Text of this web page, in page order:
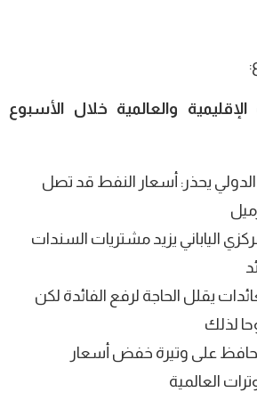
الإقليمية والعالمية خلال الأسبوع
يحذر: أسعار النفط قد تصل
الياباني يزيد مشتريات السندات
يقلل الحاجة لرفع الفائدة لكن
لذلك
تحافظ على وتيرة خفض أسعار
العالمية